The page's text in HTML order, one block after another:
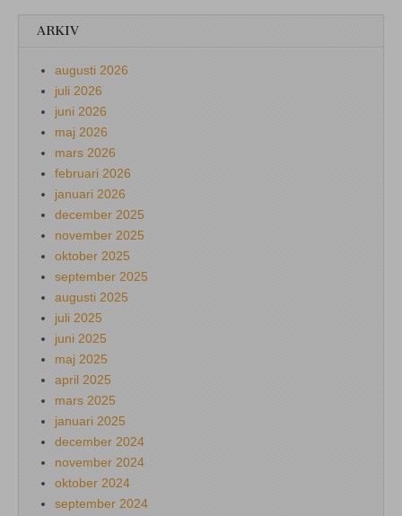
ARKIV
augusti 2026
juli 2026
juni 2026
maj 2026
mars 2026
februari 2026
januari 2026
december 2025
november 2025
oktober 2025
september 2025
augusti 2025
juli 2025
juni 2025
maj 2025
april 2025
mars 2025
januari 2025
december 2024
november 2024
oktober 2024
september 2024